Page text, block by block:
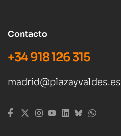
Contacto
+34 918 126 315
madrid@plazayvaldes.es